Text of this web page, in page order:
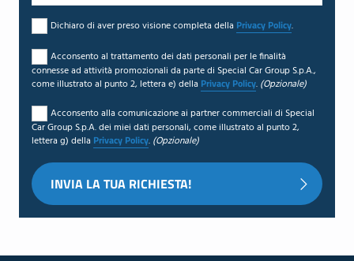
Dichiaro di aver preso visione completa della Privacy Policy.
Acconsento al trattamento dei dati personali per le finalità
connesse ad attività promozionali da parte di Special Car Group S.p.A.,
come illustrato al punto 2, lettera e) della Privacy Policy. (Opzionale)
Acconsento alla comunicazione ai partner commerciali di Special
Car Group S.p.A. dei miei dati personali, come illustrato al punto 2,
lettera g) della Privacy Policy. (Opzionale)